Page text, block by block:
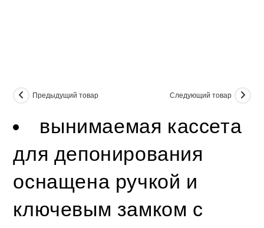
Предыдущий товар Следующий товар
вынимаемая кассета
для депонирования
оснащена ручкой и
ключевым замком с